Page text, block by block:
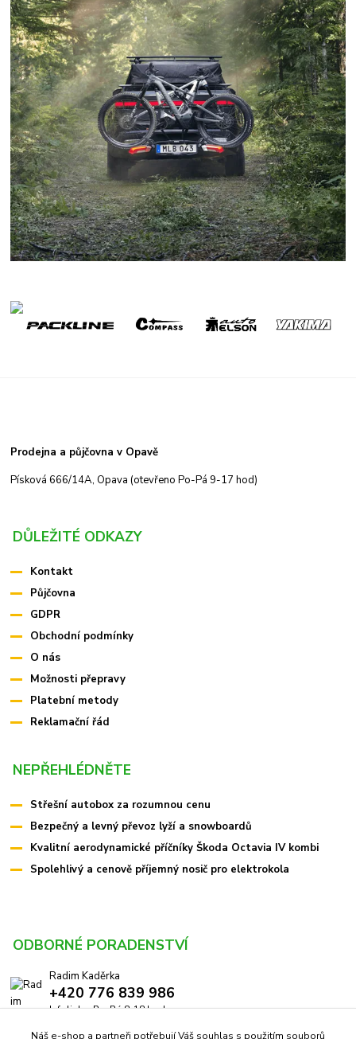
Prodejna a půjčovna v Opavě
Písková 666/14A, Opava (otevřeno Po-Pá 9-17 hod)
DŮLEŽITÉ ODKAZY
Kontakt
Půjčovna
GDPR
Obchodní podmínky
O nás
Možnosti přepravy
Platební metody
Reklamační řád
NEPŘEHLÉDNĚTE
Střešní autobox za rozumnou cenu
Bezpečný a levný převoz lyží a snowboardů
Kvalitní aerodynamické příčníky Škoda Octavia IV kombi
Spolehlivý a cenově příjemný nosič pro elektrokola
ODBORNÉ PORADENSTVÍ
Radim Kaděrka
+420 776 839 986
Infolinka: Po-Pá 8-18 hod.
Náš e-shop a partneři potřebují Váš souhlas s použitím souborů